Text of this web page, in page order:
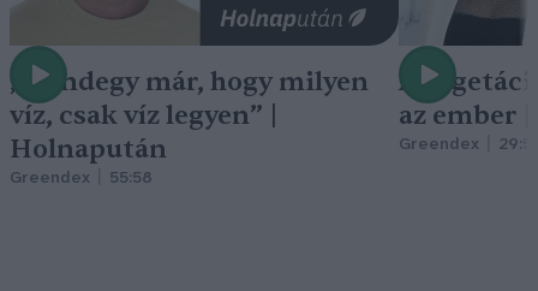
„Mindegy már, hogy milyen
víz, csak víz legyen” |
Holnapután
Greendex 55:58
A
az ember
Greendex